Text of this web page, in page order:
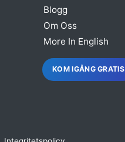
Blogg
Om Oss
More In English
KOM IGÅNG GRATIS